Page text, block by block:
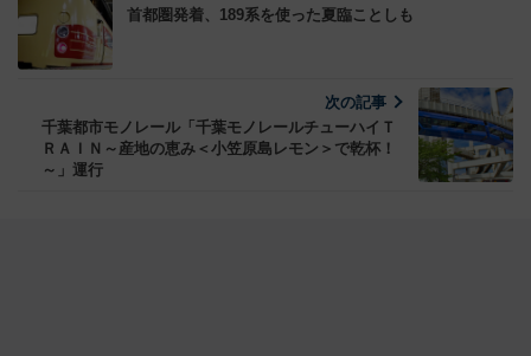
首都圏発着、189系を使った夏臨ことしも
次の記事
千葉都市モノレール「千葉モノレールチューハイＴ
ＲＡＩＮ～産地の恵み＜小笠原島レモン＞で乾杯！
～」運行